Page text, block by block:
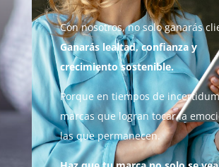
Con nosotros, no solo ganarás
Ganarás lealtad, confianza y
crecimiento sostenible.
Porque en tiempos de
marcas que logran tocar la
las que permanecen.